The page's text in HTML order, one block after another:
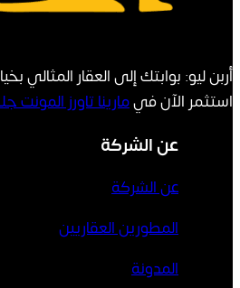
أربن ليو: بوابتك إلى العقار المثالي
استثمر الآن فيمارينا تاورز المونت
عن الشركة
عن الشركة
المطورين العقاريين
المدونة